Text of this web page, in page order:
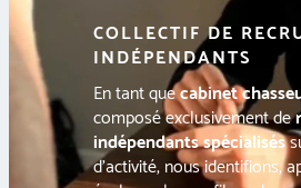
COLLECTIF DE
INDÉPENDANTS
En tant quecabinet
composé exclusivement de
indépendants spécialisés
d’activité, nous identifions,